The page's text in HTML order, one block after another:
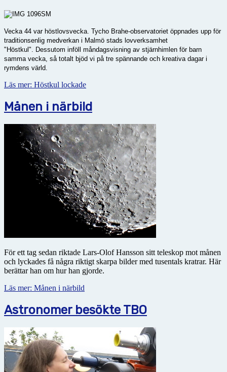
Vecka 44 var höstlovsvecka. Tycho Brahe-observatoriet öppnades upp för
traditionsenlig medverkan i Malmö stads lovverksamhet
"Höstkul". Dessutom inföll måndagsvisning av stjärnhimlen för barn
samma vecka, så totalt bjöd vi på tre spännande och kreativa dagar i
rymdens värld.
Läs mer: Höstkul lockade
Månen i närbild
För ett tag sedan riktade Lars-Olof Hansson sitt teleskop mot månen
och lyckades få några riktigt skarpa bilder med tusentals kratrar. Här
berättar han om hur han gjorde.
Läs mer: Månen i närbild
Astronomer besökte TBO